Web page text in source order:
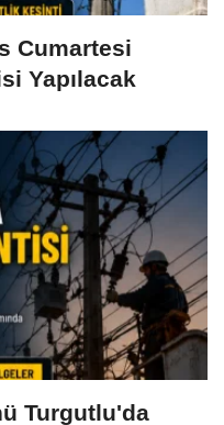
Cumartesi
Yapılacak
Turgutlu'da